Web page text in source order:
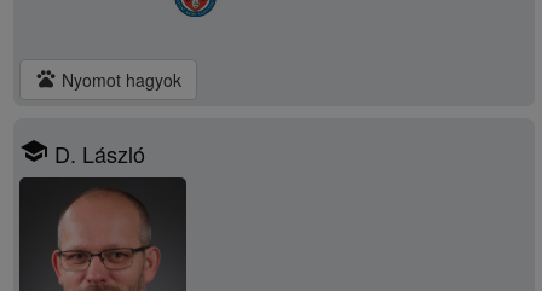
pets Nyomot hagyok
school D. László